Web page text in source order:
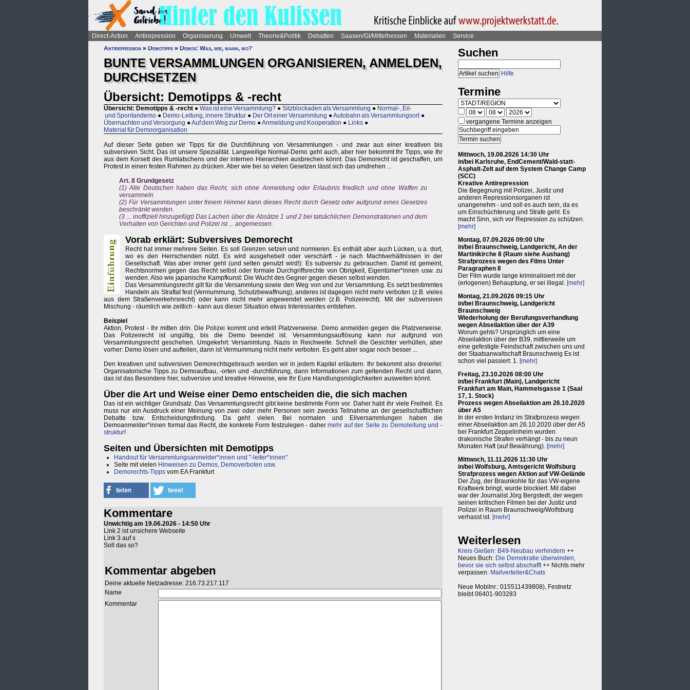
Direct-Action Antirepression Organisierung Umwelt Theorie&Politik Debatten Saasen/GI/Mittelhessen Materialien
Service
Antirepression » Demotipps » Demos: Was, wie, wann, wo?
BUNTE VERSAMMLUNGEN ORGANISIEREN, ANMELDEN,
DURCHSETZEN
Übersicht: Demotipps & -recht
Übersicht: Demotipps & -recht ● Was ist eine Versammlung? ● Sitzblockaden als Versammlung ● Normal-, Eil-
und Spontandemo ● Demo-Leitung, innere Struktur ● Der Ort einer Versammlung ●Autobahn als Versammlungsort ●
Übernachten und Versorgung ●Auf dem Weg zur Demo ●Anmeldung und Kooperation ● Links ●
Material für Demoorganisation
Auf dieser Seite geben wir Tipps für die Durchführung von Versammlungen - und zwar aus einer kreativen bis
subversiven Sicht. Das ist unsere Spezialität. Langweilige Normal-Demo geht auch, aber hier bekommt Ihr Tipps, wie Ihr
aus dem Korsett des Rumlatschens und der internen Hierarchien ausbrechen könnt. Das Demorecht ist geschaffen, um
Protest in einen festen Rahmen zu drücken. Aber wie bei so vielen Gesetzen lässt sich das umdrehen ...
Art. 8 Grundgesetz
(1) Alle Deutschen haben das Recht, sich ohne Anmeldung oder Erlaubnis friedlich und ohne Waffen zu
versammeln
(2) Für Versammlungen unter freiem Himmel kann dieses Recht durch Gesetz oder aufgrund eines Gesetzes
beschränkt werden.
(3 ... inoffiziell hinzugefügt) Das Lachen über die Absätze 1 und 2 bei tatsächlichen Demonstrationen und dem
Verhalten von Gerichten und Polizei ist ... angemessen.
Vorab erklärt: Subversives Demorecht
Recht hat immer mehrere Seiten. Es soll Grenzen setzen und normieren. Es enthält aber auch Lücken, u.a. dort,
wo es den Herrschenden nützt. Es wird ausgehebelt oder verschärft - je nach Machtverhältnissen in der
Gesellschaft. Was aber immer geht (und selten genutzt wird!): Es subversiv zu gebrauchen. Damit ist gemeint,
Rechtsnormen gegen das Recht selbst oder formale Durchgriffsrechte von Obrigkeit, Eigentümer*innen usw. zu
wenden. Also wie japanische Kampfkunst: Die Wucht des Gegner gegen diesen selbst wenden.
Das Versammlungsrecht gilt für die Versammlung sowie den Weg von und zur Versammlung. Es setzt bestimmtes
Handeln als Straftat fest (Vermummung, Schutzbewaffnung), anderes ist dagegen nicht mehr verboten (z.B. vieles
aus dem Straßenverkehrsrecht) oder kann nicht mehr angewendet werden (z.B. Polizeirecht). Mit der subversiven
Mischung - räumlich wie zeitlich - kann aus dieser Situation etwas Interessantes entstehen.
Beispiel
Aktion, Protest - Ihr mitten drin. Die Polizei kommt und erteilt Platzverweise. Demo anmelden gegen die Platzverweise.
Das Polizeirecht ist ungültig, bis die Demo beendet ist. Versammlungsauflösung kann nur aufgrund von
Versammlungsrecht geschehen. Umgekehrt: Versammlung. Nazis in Reichweite. Schnell die Gesichter verhüllen, aber
vorher: Demo lösen und aufteilen, dann ist Vermummung nicht mehr verboten. Es geht aber sogar noch besser ...
Den kreativen und subversiven Demorechtsgebrauch werden wir in jedem Kapitel erläutern. Ihr bekommt also dreierlei:
Organisatorische Tipps zu Demoaufbau, -orten und -durchführung, dann Informationen zum geltenden Recht und dann,
das ist das Besondere hier, subversive und kreative Hinweise, wie Ihr Eure Handlungsmöglichkeiten ausweiten könnt.
Über die Art und Weise einer Demo entscheiden die, die sich machen
Das ist ein wichtiger Grundsatz. Das Versammlungsrecht gibt keine bestimmte Form vor. Daher habt ihr viele Freiheit. Es
muss nur ein Ausdruck einer Meinung von zwei oder mehr Personen sein zwecks Teilnahme an der gesellschaftlichen
Debatte bzw. Entscheidungsfindung. Da geht vielen. Bei normalen und Eilversammlungen haben die
Demoanmelder*innen formal das Recht, die konkrete Form festzulegen - dahermehr auf der Seite zu Demoleitung und -
struktur!
Seiten und Übersichten mit Demotipps
Handout für Versammlungsanmelder*innen und "-leiter*innen"
Seite mit vielen Hinweisen zu Demos, Demoverboten usw.
Demorechts-Tipps vom EA Frankfurt
Kommentare
Unwichtig am 19.06.2026 - 14:50 Uhr
Link 2 ist unsichere Webseite
Link 3 auf x
Soll das so?
Kommentar abgeben
Deine aktuelle Netzadresse: 216.73.217.117
Name
Kommentar
Suchen
Hilfe
Termine
vergangene Termine anzeigen
Mittwoch, 19.08.2026 14:30 Uhr
in/bei Karlsruhe, EndCement/Wald-statt-
Asphalt-Zelt auf dem System Change Camp
(SCC)
Kreative Antirepression
Die Begegnung mit Polizei, Justiz und
anderen Repressionsorganen ist
unangenehm - und soll es auch sein, da es
um Einschüchterung und Strafe geht. Es
macht Sinn, sich vor Repression zu schützen.
[mehr]
Montag, 07.09.2026 09:00 Uhr
in/bei Braunschweig, Landgericht, An der
Martinikirche 8 (Raum siehe Aushang)
Strafprozess wegen des Films Unter
Paragraphen II
Der Film wurde lange kriminalisiert mit der
(erlogenen) Behauptung, er sei illegal. [mehr]
Montag, 21.09.2026 09:15 Uhr
in/bei Braunschweig, Landgericht
Braunschweig
Wiederholung der Berufungsverhandlung
wegen Abseilaktion über der A39
Worum gehts? Ursprünglich um eine
Abseilaktion über der B39, mittlerweile um
eine gefestigte Feindschaft zwischen uns und
der Staatsanwaltschaft Braunschweig Es ist
schon viel passiert: 1. [mehr]
Freitag, 23.10.2026 08:00 Uhr
in/bei Frankfurt (Main), Landgericht
Frankfurt am Main, Hammelsgasse 1 (Saal
17, 1. Stock)
Prozess wegen Abseilaktion am 26.10.2020
über A5
In der ersten Instanz im Strafprozess wegen
einer Abseilaktion am 26.10.2020 über der A5
bei Frankfurt Zeppelinheim wurden
drakonische Strafen verhängt - bis zu neun
Monaten Haft (auf Bewährung). [mehr]
Mittwoch, 11.11.2026 11:30 Uhr
in/bei Wolfsburg, Amtsgericht Wolfsburg
Strafprozess wegen Aktion auf VW-Gelände
Der Zug, der Braunkohle für das VW-eigene
Kraftwerk bringt, wurde blockiert. Mit dabei
war der Journalist Jörg Bergstedt, der wegen
seinen kritischen Filmen bei der Justiz und
Polizei in Raum Braunschweig/Wolfsburg
verhasst ist. [mehr]
Weiterlesen
Kreis Gießen: B49-Neubau verhindern ++
Neues Buch: Die Demokratie überwinden,
bevor sie sich selbst abschafft++ Nichts mehr
verpassen: Mailverteiler&Chats
Neue Mobilnr.: 015511439808), Festnetz
bleibt 06401-903283